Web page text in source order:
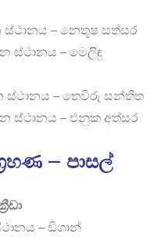
ස්ථානය – නෙතූෂ සත්සර
ස්ථානය – මෙලිඳු
ස්ථානය – තෙවිරු සන්තිත
ස්ථානය – එනුක අත්සර
– පාස​ල්
– ඩිශාන්